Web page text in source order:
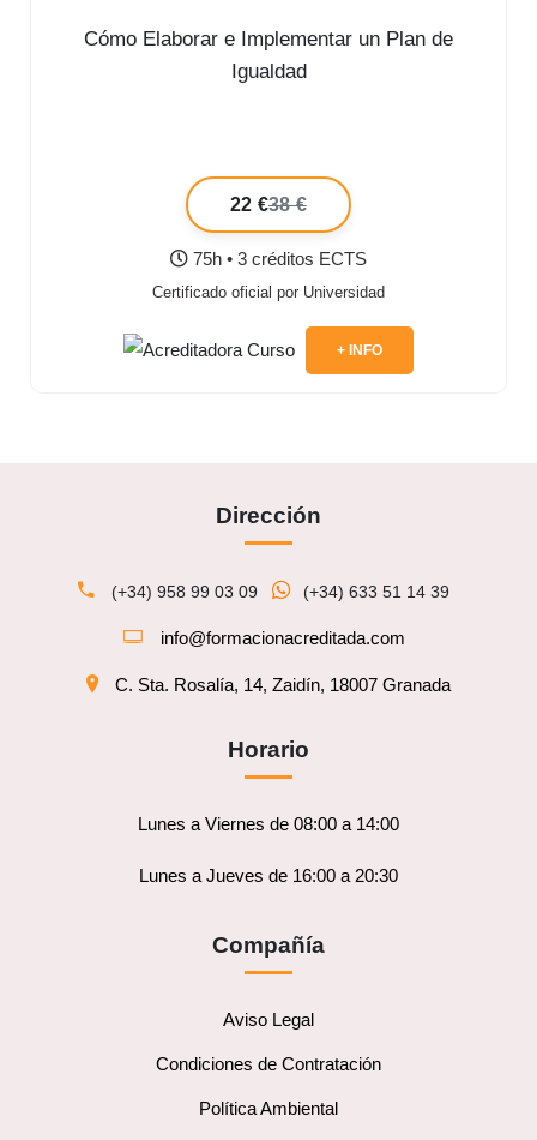
Cómo Elaborar e Implementar un Plan de
Igualdad
22 €38 €
75h • 3 créditos ECTS
Certificado oficial por Universidad
+ INFO
Dirección
(+34) 958 99 03 09 (+34) 633 51 14 39
info@formacionacreditada.com
C. Sta. Rosalía, 14, Zaidín, 18007 Granada
Horario
Lunes a Viernes de 08:00 a 14:00
Lunes a Jueves de 16:00 a 20:30
Compañía
Aviso Legal
Condiciones de Contratación
Política Ambiental